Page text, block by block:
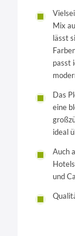
Mix
lässt
passt
Das
eine
ideal
Auch
und